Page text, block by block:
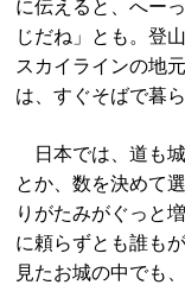
に伝えると、へー
じだね」とも。登
スカイラインの地
は、すぐそばで暮
日本では、道も城
とか、数を決めて
りがたみがぐっと
に頼らずとも誰も
見たお城の中でも